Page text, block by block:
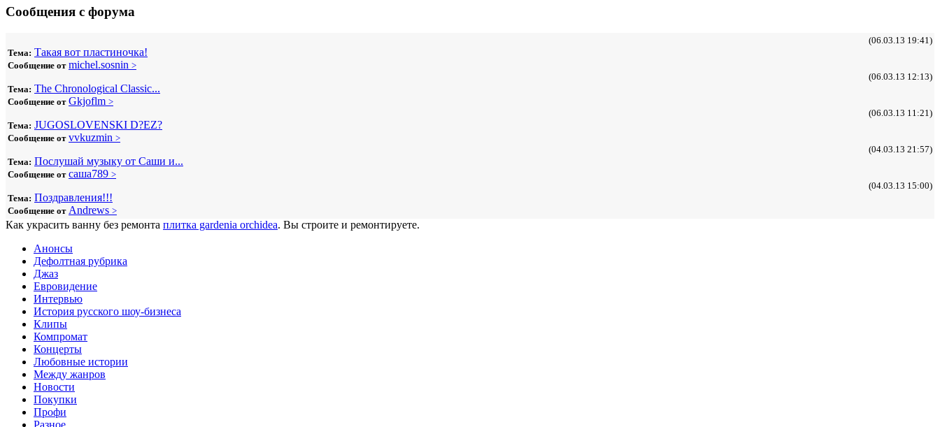
Сообщения с форума
(06.03.13 19:41)
Тема: Такая вот пластиночка!
Сообщение от michel.sosnin >
(06.03.13 12:13)
Тема: The Chronological Classic...
Сообщение от Gkjoflm >
(06.03.13 11:21)
Тема: JUGOSLOVENSKI D?EZ?
Сообщение от vvkuzmin >
(04.03.13 21:57)
Тема: Послушай музыку от Саши и...
Сообщение от саша789 >
(04.03.13 15:00)
Тема: Поздравления!!!
Сообщение от Andrews >
Как украсить ванну без ремонта плитка gardenia orchidea. Вы строите и ремонтируете.
Анонсы
Дефолтная рубрика
Джаз
Евровидение
Интервью
История русского шоу-бизнеса
Клипы
Компромат
Концерты
Любовные истории
Между жанров
Новости
Покупки
Профи
Разное